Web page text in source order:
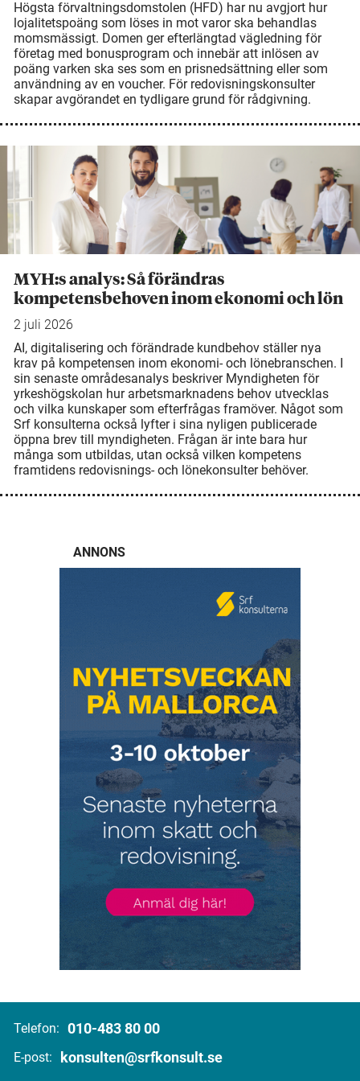
Högsta förvaltningsdomstolen (HFD) har nu avgjort hur
lojalitetspoäng som löses in mot varor ska behandlas
momsmässigt. Domen ger efterlängtad vägledning för
företag med bonusprogram och innebär att inlösen av
poäng varken ska ses som en prisnedsättning eller som
användning av en voucher. För redovisningskonsulter
skapar avgörandet en tydligare grund för rådgivning.
MYH:s analys: Så förändras
kompetensbehoven inom ekonomi och lön
2 juli 2026
AI, digitalisering och förändrade kundbehov ställer nya
krav på kompetensen inom ekonomi- och lönebranschen. I
sin senaste områdesanalys beskriver Myndigheten för
yrkeshögskolan hur arbetsmarknadens behov utvecklas
och vilka kunskaper som efterfrågas framöver. Något som
Srf konsulterna också lyfter i sina nyligen publicerade
öppna brev till myndigheten. Frågan är inte bara hur
många som utbildas, utan också vilken kompetens
framtidens redovisnings- och lönekonsulter behöver.
ANNONS
Telefon: 010-483 80 00
E-post: konsulten@srfkonsult.se